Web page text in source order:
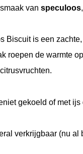
vanspeculoos
Biscuit is een
roepen de warmte
gekoeld of met ijs
verkrijgbaar (nu al